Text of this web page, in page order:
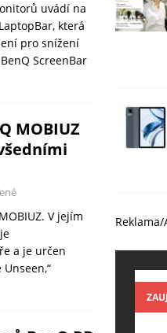
uvádí na
která
pro snížení
ScreenBar
MOBIUZ
V jejím
a je určen